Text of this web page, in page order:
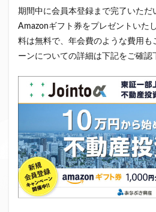
期間中に会員本登録まで完了いただ
Amazonギフト券をプレゼントいた
料は無料で、年会費のような費用も
ーンについての詳細は下記をご確認
意識調査 市場調査
特例事業 CrowdShip Lending
キャンペーン CrowdFunding
ファンド型クラウドファンディング
ソーシャルレンディング お役
サービス一覧 インタビュー
ファンド募集完了
ファンド募集終了 クラウドク
投資型クラウドファンディング
運用実績 イベント出展
日本不動産クラウドファンディング